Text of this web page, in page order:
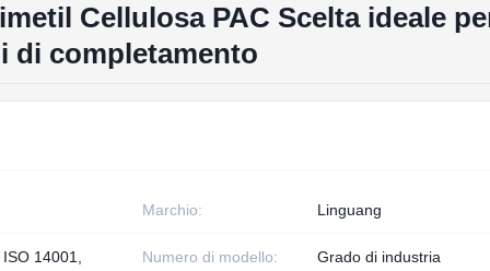
Cellulosa PAC Scelta ideale
di completamento
Marchio: Linguang
14001,
Numero di modello: Grado di industria